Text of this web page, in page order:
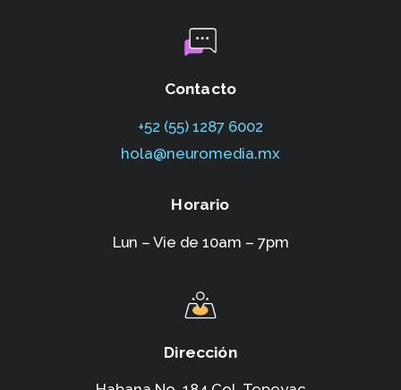
Contacto
+52 (55) 1287 6002‬
hola@neuromedia.mx
Horario
Lun – Vie de 10am – 7pm
Dirección